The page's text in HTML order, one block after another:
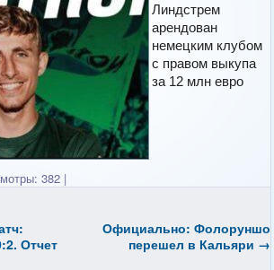
Линдстрем
арендован
немецким клубом
с правом выкупа
за 12 млн евро
382 |
Отчет
Официально: Фолоруншо
перешел в Кальяри →